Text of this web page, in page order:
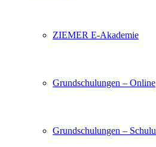
ZIEMER E-Akademie
Grundschulungen – Online
Grundschulungen –